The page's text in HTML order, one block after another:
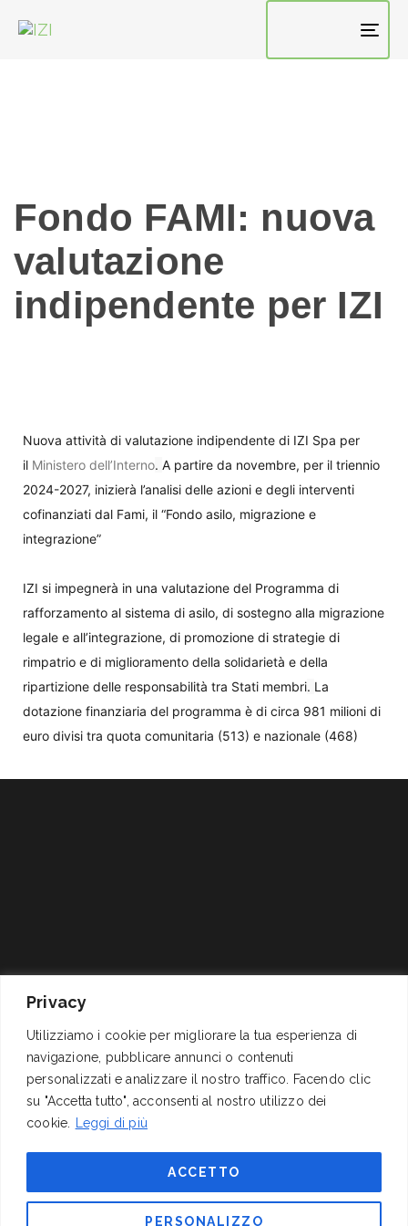
Privacy
Utilizziamo i cookie per migliorare la tua esperienza di
navigazione, pubblicare annunci o contenuti
personalizzati e analizzare il nostro traffico. Facendo clic
su "Accetta tutto", acconsenti al nostro utilizzo dei
cookie.
Leggi di più
PERSONALIZZO
ACCETTO
Fondo FAMI: nuova
valutazione
indipendente per IZI
Nuova attività di valutazione indipendente di IZI Spa per
il Ministero dell’Interno. A partire da novembre, per il triennio
2024-2027, inizierà l’analisi delle azioni e degli interventi
cofinanziati dal Fami, il “Fondo asilo, migrazione e
integrazione”
IZI si impegnerà in una valutazione del Programma di
rafforzamento al sistema di asilo, di sostegno alla migrazione
legale e all’integrazione, di promozione di strategie di
rimpatrio e di miglioramento della solidarietà e della
ripartizione delle responsabilità tra Stati membri. La
dotazione finanziaria del programma è di circa 981 milioni di
euro divisi tra quota comunitaria (513) e nazionale (468)
00161 Roma
+39 06 4417141
mail@izi.it
pec: izispa@pec.wmail.it
Reg.Trib. Roma 1337/68
C.C.I.A.A. 311291 (REA),
Cap. Soc. Euro
200.000,00 i.v.